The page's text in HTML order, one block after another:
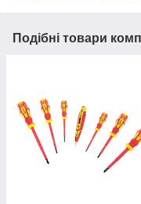
Подібні товари